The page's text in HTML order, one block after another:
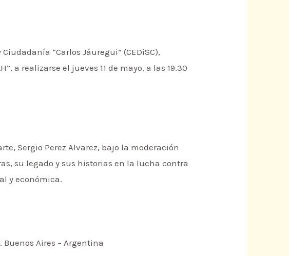
“Carlos Jáuregui” (CEDiSC),
a realizarse el jueves 11 de mayo, a las 19.30
Sergio Perez Alvarez, bajo la moderación
su legado y sus historias en la lucha contra
y económica.
Aires – Argentina